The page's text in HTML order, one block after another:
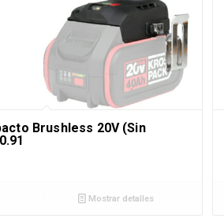
Brushless 20V (Sin
Mostrar detalles